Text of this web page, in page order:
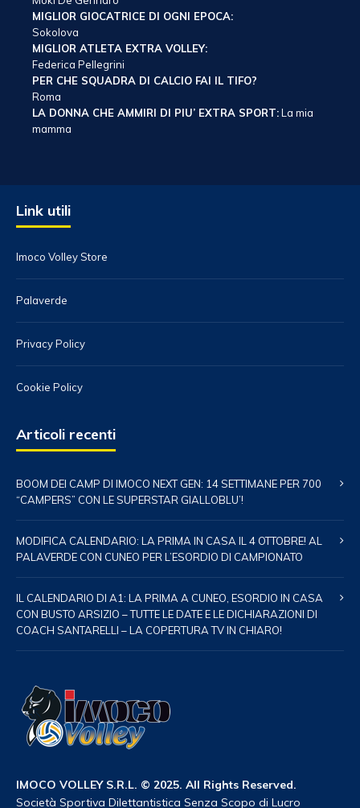
MIGLIOR GIOCATRICE DI OGNI EPOCA:
Sokolova
MIGLIOR ATLETA EXTRA VOLLEY:
Federica Pellegrini
PER CHE SQUADRA DI CALCIO FAI IL TIFO?
Roma
LA DONNA CHE AMMIRI DI PIU’ EXTRA SPORT:La mia
mamma
Link utili
Imoco Volley Store
Palaverde
Privacy Policy
Cookie Policy
Articoli recenti
BOOM DEI CAMP DI IMOCO NEXT GEN: 14 SETTIMANE PER 700
“CAMPERS” CON LE SUPERSTAR GIALLOBLU’!
MODIFICA CALENDARIO: LA PRIMA IN CASA IL 4 OTTOBRE! AL
PALAVERDE CON CUNEO PER L’ESORDIO DI CAMPIONATO
IL CALENDARIO DI A1: LA PRIMA A CUNEO, ESORDIO IN CASA
CON BUSTO ARSIZIO – TUTTE LE DATE E LE DICHIARAZIONI DI
COACH SANTARELLI – LA COPERTURA TV IN CHIARO!
IMOCO VOLLEY S.R.L. © 2025. All Rights Reserved.
Società Sportiva Dilettantistica Senza Scopo di Lucro